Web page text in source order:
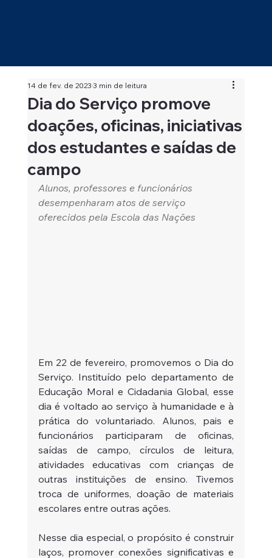
Dia do Serviço promove
doações, oficinas, iniciativas
dos estudantes e saídas de
campo
14 de fev. de 20233 min de leitura
Alunos, professores e funcionários
desempenharam atos de serviço
oferecidos pela Escola das Nações
Em 22 de fevereiro, promovemos o Dia do
Serviço. Instituído pelo departamento de
Educação Moral e Cidadania Global, esse
dia é voltado ao serviço à humanidade e à
prática do voluntariado. Alunos, pais e
funcionários participaram de oficinas,
saídas de campo, círculos de leitura,
atividades educativas com crianças de
outras instituições de ensino. Tivemos
troca de uniformes, doação de materiais
escolares entre outras ações.
Nesse dia especial, o propósito é construir
laços, promover conexões significativas e